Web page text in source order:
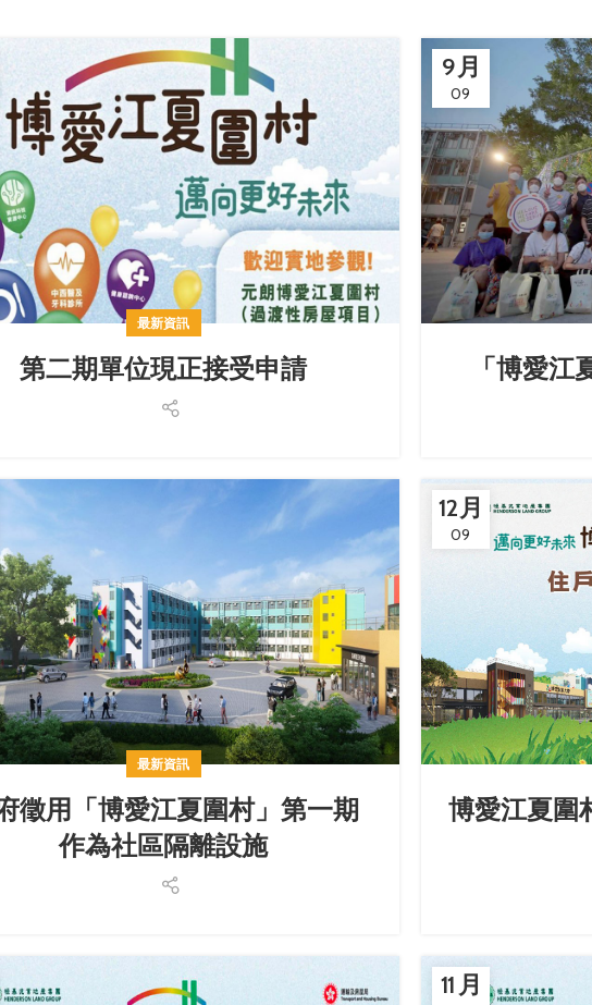
最新資訊
第二期單位現正接受申請
9 月
09
「博愛
最新資訊
徵用「博愛江夏圍村」第一期
作為社區隔離設施
12 月
09
博愛江夏圍
11 月